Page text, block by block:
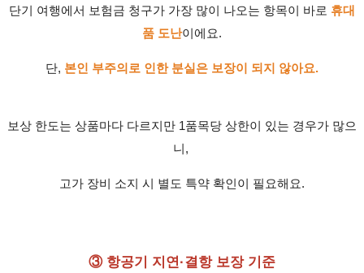
단기 여행에서 보험금 청구가 가장 많이 나오는 항목이 바로 휴대
품 도난이에요.
단, 본인 부주의로 인한 분실은 보장이 되지 않아요.
보상 한도는 상품마다 다르지만 1품목당 상한이 있는 경우가 많으
니,
고가 장비 소지 시 별도 특약 확인이 필요해요.
③ 항공기 지연·결항 보장 기준